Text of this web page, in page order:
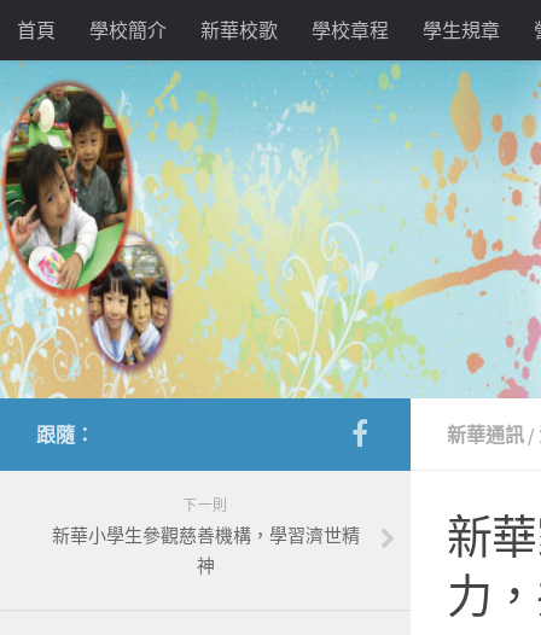
首頁 學校簡介 新華校歌 學校章程 學生規章
新華通訊 /
新
力
跟隨：
下一則
新華小學生參觀慈善機構，學習濟世精
神